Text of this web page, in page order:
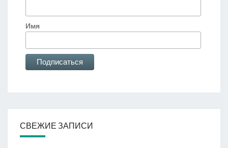
Имя
СВЕЖИЕ ЗАПИСИ